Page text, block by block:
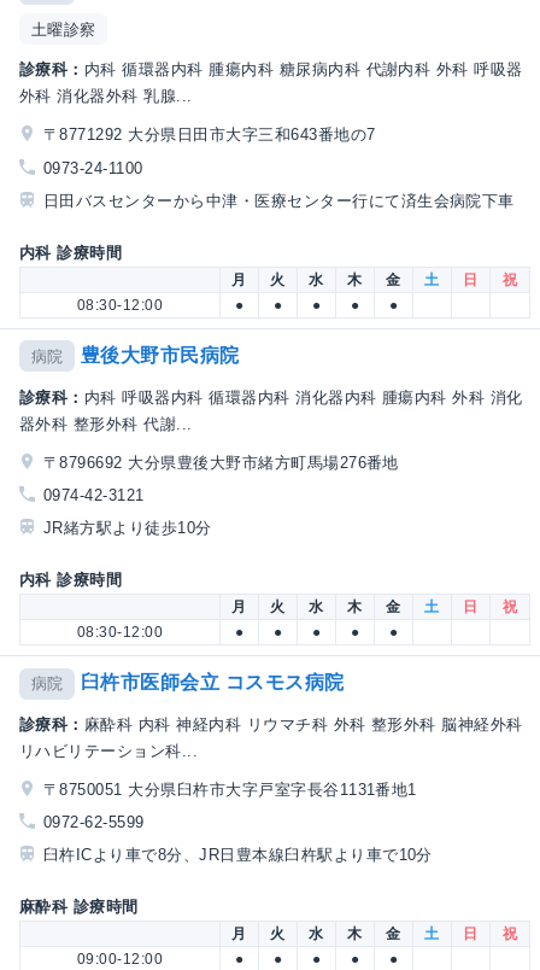
土曜診察
診療科： 内科 循環器内科 腫瘍内科 糖尿病内科 代謝内科 外科 呼吸器
外科 消化器外科 乳腺...
〒8771292 大分県日田市大字三和643番地の7
0973-24-1100
日田バスセンターから中津・医療センター行にて済生会病院下車
内科 診療時間
月 火 水 木 金 土 日
祝
08:30-12:00
● ● ● ● ●
病院 豊後大野市民病院
診療科： 内科 呼吸器内科 循環器内科 消化器内科 腫瘍内科 外科 消化
器外科 整形外科 代謝...
〒8796692 大分県豊後大野市緒方町馬場276番地
0974-42-3121
JR緒方駅より徒歩10分
内科 診療時間
月 火 水 木 金 土 日
祝
08:30-12:00
● ● ● ● ●
病院 臼杵市医師会立 コスモス病院
診療科： 麻酔科 内科 神経内科 リウマチ科 外科 整形外科 脳神経外科
リハビリテーション科...
〒8750051 大分県臼杵市大字戸室字長谷1131番地1
0972-62-5599
臼杵ICより車で8分、JR日豊本線臼杵駅より車で10分
麻酔科 診療時間
月 火 水 木 金 土 日
祝
09:00-12:00
● ● ● ●
●